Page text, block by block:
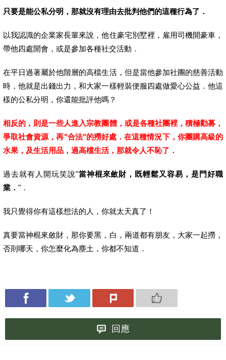
只要是能公私分明，那就沒有理由去批判他們的這種行為了．
以我認識的企業家長輩來說，他住豪宅別墅裡，雇用司機開豪車，
帶他四處開會，或是參加各種社交活動．
在平日過著屬於他階層的高檔生活，但是當他參加社團的慈善活動
時，他就是出錢出力，和大家一樣輕裝便服四處做愛心公益．他這
樣的公私分明，你還能批評他嗎？
相反的，則是一些人進入宗教團體，或是各種社團裡，積極勸募，
爭取社會資源，再"合法"的撈好處．在這種情況下，你團購高級的
水果，及生活用品，過高檔生活，那就令人不恥了．
過去就有人開玩笑說"當神棍來斂財，既輕鬆又容易，是門好職
業． "．
我只覺得你有這樣想法的人，你就太天真了！
真要當神棍來斂財，那你要黑，白，兩道都有朋友，大家一起撈，
否則哪天，你怎麼化為塵土，你都不知道．
回應